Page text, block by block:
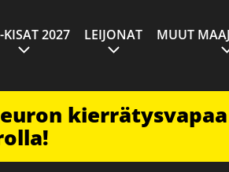
2027 LEIJONAT MUUT